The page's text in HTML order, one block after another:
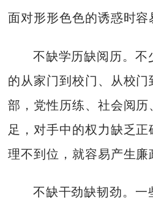
面对形形色色的诱惑时容
不缺学历缺阅历。不
的从家门到校门、从校门
部，党性历练、社会阅
足，对手中的权力缺乏
理不到位，就容易产生廉
不缺干劲缺韧劲。一